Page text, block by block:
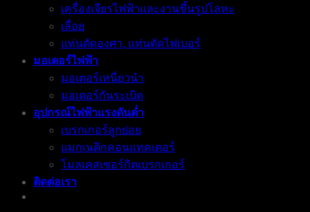
เครื่องเจียรไฟฟ้าและงานขึ้นรูปโลหะ
เลื่อย
แท่นตัดองศา, แท่นตัดไฟเบอร์
มอเตอร์ไฟฟ้า
มอเตอร์เหนี่ยวนำ
มอเตอร์กันระเบิด
อุปกรณ์ไฟฟ้าแรงดันต่ำ
เบรกเกอร์ลูกย่อย
แมกเนติกคอนแทคเตอร์
โมลเคสเซอร์กิตเบรกเกอร์
ติดต่อเรา